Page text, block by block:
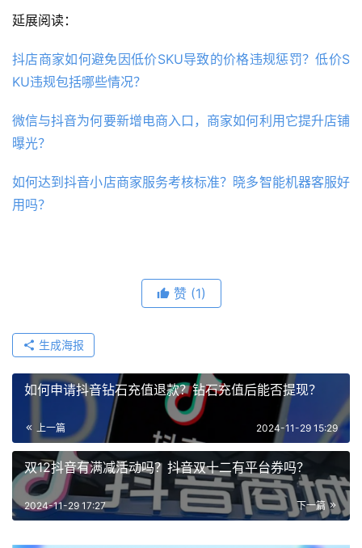
延展阅读：
抖店商家如何避免因低价SKU导致的价格违规惩罚？低价S
KU违规包括哪些情况？
微信与抖音为何要新增电商入口，商家如何利用它提升店铺
曝光？
如何达到抖音小店商家服务考核标准？晓多智能机器客服好
用吗？
赞 (1)
生成海报
如何申请抖音钻石充值退款？钻石充值后能否提现？
上一篇 2024-11-29 15:29
双12抖音有满减活动吗？抖音双十二有平台券吗？
下一篇
2024-11-29 17:27